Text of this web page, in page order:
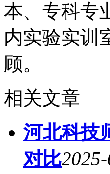
本、专科专
内实验实训
顾。
相关文章
河北科技
对比